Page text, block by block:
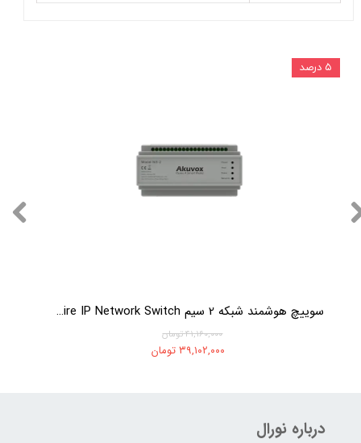
سوییچ هوشمند شبکه 2 سیم Akuvox 2 Wire IP Network Switch
۴۱,۱۶۰,۰۰۰ تومان
۳۹,۱۰۲,۰۰۰ تومان
۵ درصد
درباره نورال